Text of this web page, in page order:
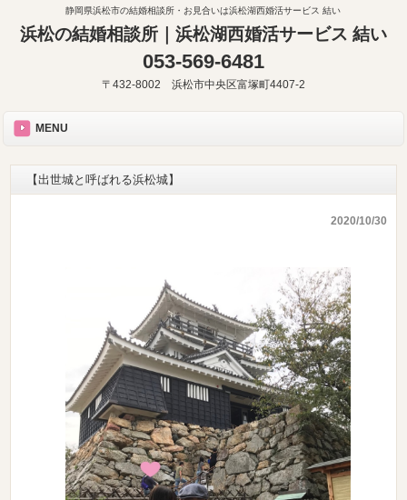
静岡県浜松市の結婚相談所・お見合いは浜松湖西婚活サービス 結い
浜松の結婚相談所｜浜松湖西婚活サービス 結い
053-569-6481
〒432-8002 浜松市中央区富塚町4407-2
MENU
【出世城と呼ばれる浜松城】
2020/10/30